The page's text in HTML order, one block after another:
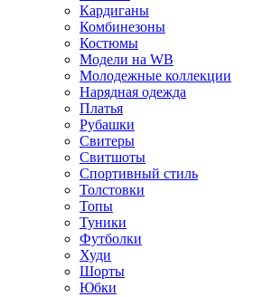
Кардиганы
Комбинезоны
Костюмы
Модели на WB
Молодежные коллекции
Нарядная одежда
Платья
Рубашки
Свитеры
Свитшоты
Спортивный стиль
Толстовки
Топы
Туники
Футболки
Худи
Шорты
Юбки